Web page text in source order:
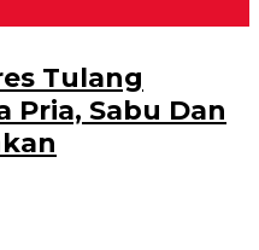
Tulang
Pria, Sabu Dan